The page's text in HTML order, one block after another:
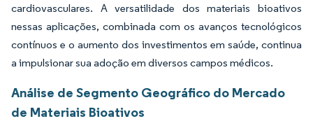
cardiovasculares. A versatilidade dos materiais bioativos
nessas aplicações, combinada com os avanços tecnológicos
contínuos e o aumento dos investimentos em saúde, continua
a impulsionar sua adoção em diversos campos médicos.
Análise de Segmento Geográfico do Mercado
de Materiais Bioativos